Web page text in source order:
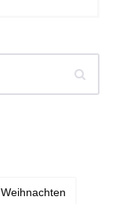
Weihnachten